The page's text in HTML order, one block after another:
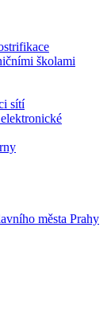
školami
sítí
města Prahy